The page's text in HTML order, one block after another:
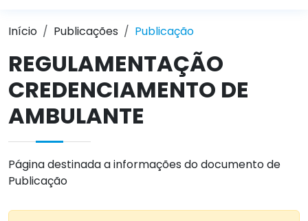
Início Publicações Publicação
REGULAMENTAÇÃO
CREDENCIAMENTO DE
AMBULANTE
Página destinada a informações do documento de
Publicação